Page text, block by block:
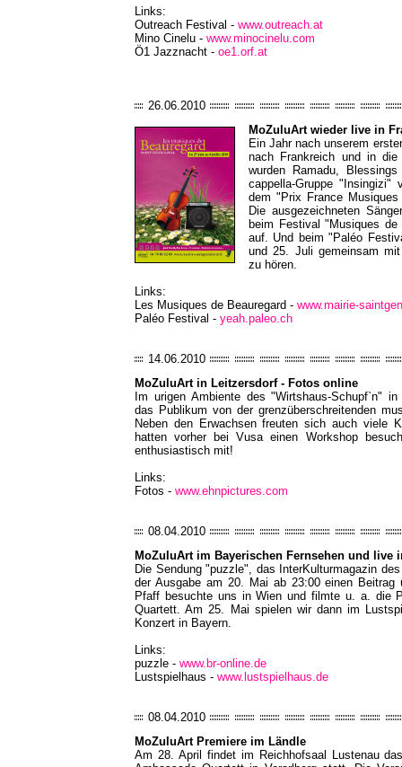
Links:
Outreach Festival - www.outreach.at
Mino Cinelu - www.minocinelu.com
Ö1 Jazznacht - oe1.orf.at
26.06.2010
MoZuluArt wieder live in
Ein Jahr nach unserem
nach Frankreich und in
wurden Ramadu,
cappella-Gruppe "Insingizi"
dem "Prix France
Die ausgezeichneten
beim Festival "Musiques de
auf. Und beim "Paléo
und 25. Juli gemeinsam
zu hören.
Links:
Les Musiques de Beauregard - www.mairie-
Paléo Festival - yeah.paleo.ch
14.06.2010
MoZuluArt in Leitzersdorf - Fotos online
Im urigen Ambiente des "Wirtshaus-Schupf`n"
das Publikum von der grenzüberschreitenden
Neben den Erwachsen freuten sich auch viele
hatten vorher bei Vusa einen Workshop
enthusiastisch mit!
Links:
Fotos - www.ehnpictures.com
08.04.2010
MoZuluArt im Bayerischen Fernsehen und live
Die Sendung "puzzle", das InterKulturmagazin
der Ausgabe am 20. Mai ab 23:00 einen Beitrag
Pfaff besuchte uns in Wien und filmte u. a. die
Quartett. Am 25. Mai spielen wir dann im
Konzert in Bayern.
Links:
puzzle - www.br-online.de
Lustspielhaus - www.lustspielhaus.de
08.04.2010
MoZuluArt Premiere im Ländle
Am 28. April findet im Reichhofsaal Lustenau